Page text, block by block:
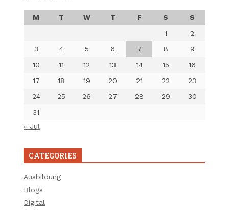
M T W T F S
S
1
2
3
4 5 6 7 8
9
10
11 12 13 14 15
16
17
18 19 20 21 22
23
24
25 26 27 28 29
30
31
« Jul
CATEGORIES
Ausbildung
Blogs
Digital